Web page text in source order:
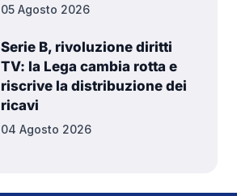
05 Agosto 2026
Serie B, rivoluzione diritti
TV: la Lega cambia rotta e
riscrive la distribuzione dei
ricavi
04 Agosto 2026